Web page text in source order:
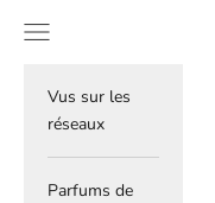
Navigation menu
Vus sur les
réseaux
Parfums de